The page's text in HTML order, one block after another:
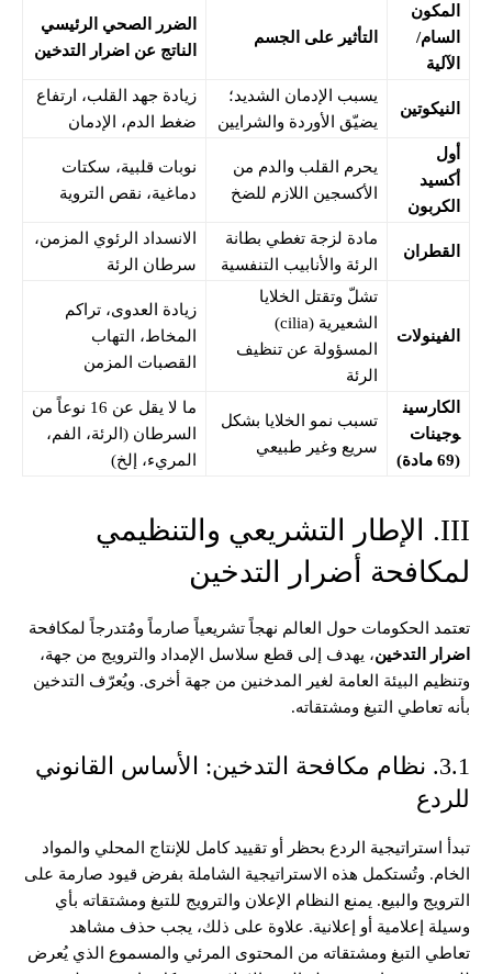
المكون
السام/
الآلية
التأثير على الجسم
الضرر الصحي الرئيسي
الناتج عن اضرار التدخين
النيكوتين
يسبب الإدمان الشديد؛
يضيّق الأوردة والشرايين
زيادة جهد القلب، ارتفاع
ضغط الدم، الإدمان
أول
أكسيد
الكربون
يحرم القلب والدم من
الأكسجين اللازم للضخ
نوبات قلبية، سكتات
دماغية، نقص التروية
القطران
مادة لزجة تغطي بطانة
الرئة والأنابيب التنفسية
الانسداد الرئوي المزمن،
سرطان الرئة
الفينولات
تشلّ وتقتل الخلايا
الشعيرية (cilia)
المسؤولة عن تنظيف
الرئة
زيادة العدوى، تراكم
المخاط، التهاب
القصبات المزمن
الكارسين
وجينات
(69 مادة)
تسبب نمو الخلايا بشكل
سريع وغير طبيعي
ما لا يقل عن 16 نوعاً من
السرطان (الرئة، الفم،
المريء، إلخ)
III. الإطار التشريعي والتنظيمي
لمكافحة أضرار التدخين
تعتمد الحكومات حول العالم نهجاً تشريعياً صارماً ومُتدرجاً لمكافحة
اضرار التدخين، يهدف إلى قطع سلاسل الإمداد والترويج من جهة،
وتنظيم البيئة العامة لغير المدخنين من جهة أخرى. ويُعرّف التدخين
بأنه تعاطي التبغ ومشتقاته.
3.1. نظام مكافحة التدخين: الأساس القانوني
للردع
تبدأ استراتيجية الردع بحظر أو تقييد كامل للإنتاج المحلي والمواد
الخام. وتُستكمل هذه الاستراتيجية الشاملة بفرض قيود صارمة على
الترويج والبيع. يمنع النظام الإعلان والترويج للتبغ ومشتقاته بأي
وسيلة إعلامية أو إعلانية. علاوة على ذلك، يجب حذف مشاهد
تعاطي التبغ ومشتقاته من المحتوى المرئي والمسموع الذي يُعرض